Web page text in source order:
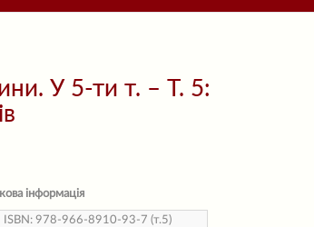
У 5-ти т. – Т. 5:
інформація
ISBN: 978-966-8910-93-7 (т.5)